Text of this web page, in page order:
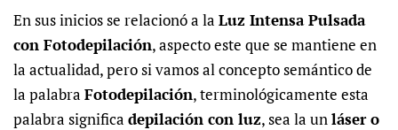
En sus inicios se relacionó a la Luz Intensa Pulsada
con Fotodepilación, aspecto este que se mantiene en
la actualidad, pero si vamos al concepto semántico de
la palabra Fotodepilación, terminológicamente esta
palabra significa depilación con luz, sea la unláser o